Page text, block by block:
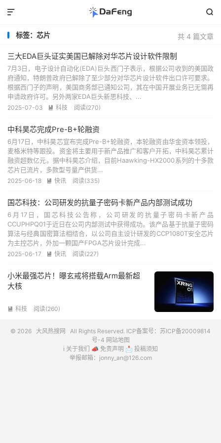


共 4 篇文章
标签：芯片
三大EDA巨头证实美国已解除对华芯片设计软件限制
7月3日，电子设计自动化(EDA)巨头西门子表示，根据公司收到的美国政
府通知，特朗普政府已解除了至少部分对华芯片设计软件出口许可要求。
根据西门子的声明，美国商务部已通知公司，其在中国开展业务已无需再
申请政府许可。另外两家EDA巨头新思科技、...
2025-07-03  科技 阅读(270)
中科昊芯完成Pre-B+轮融资
6月17日，中科昊芯宣布完成Pre-B+轮融资，本轮融资由华金资本领投，
麦格米特等跟投。资金将主要用于新产品推广和客户开拓，中科昊芯累计
融资超数亿元。据中科昊芯介绍，目前Haawking-HX2000系列的十多款
芯片已流片，多款型号量产供货...
2025-06-18  快讯 阅读(335)
国芯科技：公司研发的抗量子密码卡新产品内部测试成功
6月17日，国芯科技公告称，公司研发的抗量子密码卡新产品
CCUPHPQ01于近日在公司内部测试中获得成功。该产品基于抗量子密码
算法与经典国密算法相结合，以公司自主设计研发的CCP1080T安全芯片
为主控芯片，外加一颗国产FPGA芯片设计完成...
2025-06-17  快讯 阅读(227)
小米最强芯片！曝玄戒将搭载Arm最新超
大核
 科技 阅读(260)
© 2026 大风热搜网 All Rights Reserved. ICP备案号： 苏ICP备20009814
号-4 网站地图
ℹ️ 关于我们 📣 免责声明 📩 投稿须知
举报邮箱：jonny_an@126.com